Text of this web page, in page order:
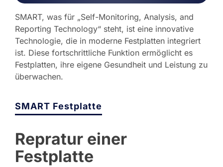
SMART, was für „Self-Monitoring, Analysis, and
Reporting Technology“ steht, ist eine innovative
Technologie, die in moderne Festplatten integriert
ist. Diese fortschrittliche Funktion ermöglicht es
Festplatten, ihre eigene Gesundheit und Leistung zu
überwachen.
SMART Festplatte
Repratur einer
Festplatte